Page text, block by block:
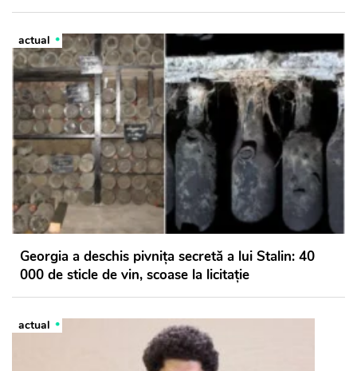
actual
Georgia a deschis pivnița secretă a lui Stalin: 40
000 de sticle de vin, scoase la licitație
actual